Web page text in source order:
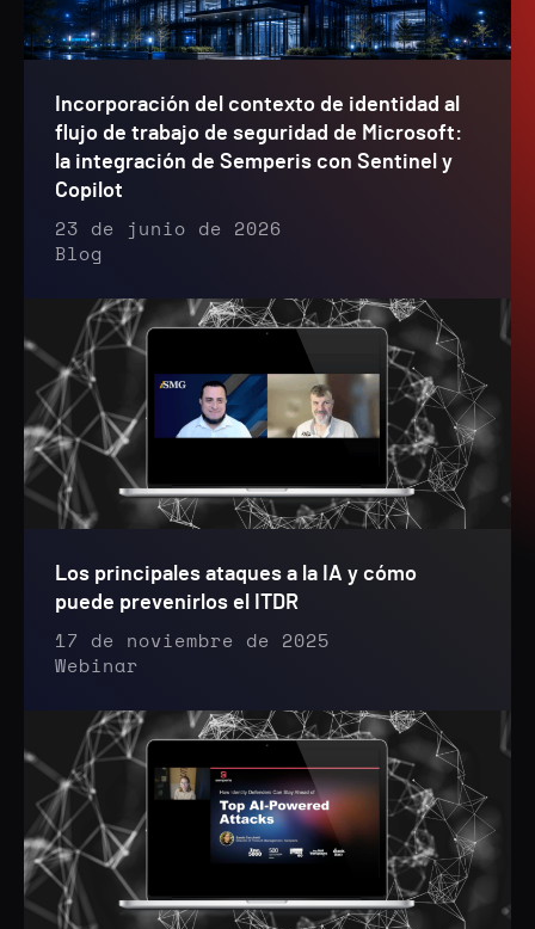
Incorporación del contexto de identidad al
flujo de trabajo de seguridad de Microsoft:
la integración de Semperis con Sentinel y
Copilot
23 de junio de 2026
Blog
Los principales ataques a la IA y cómo
puede prevenirlos el ITDR
17 de noviembre de 2025
Webinar